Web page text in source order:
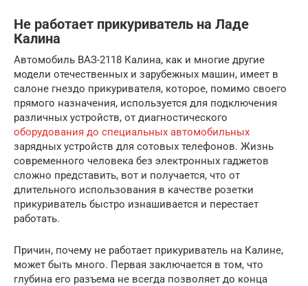
Не работает прикуриватель на Ладе
Калина
Автомобиль ВАЗ-2118 Калина, как и многие другие
модели отечественных и зарубежных машин, имеет в
салоне гнездо прикуривателя, которое, помимо своего
прямого назначения, используется для подключения
различных устройств, от диагностического
оборудования до специальных автомобильных
зарядных устройств для сотовых телефонов. Жизнь
современного человека без электронных гаджетов
сложно представить, вот и получается, что от
длительного использования в качестве розетки
прикуриватель быстро изнашивается и перестает
работать.
Причин, почему не работает прикуриватель на Калине,
может быть много. Первая заключается в том, что
глубина его разъема не всегда позволяет до конца